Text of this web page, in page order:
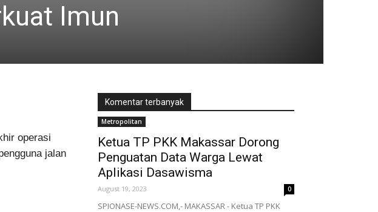
Imun
operasi
jalan
Komentar terbanyak
Metropolitan
Ketua TP PKK Makassar Dorong
Penguatan Data Warga Lewat
Aplikasi Dasawisma
August 19, 2023 0
SPIONASE-NEWS.COM,- MAKASSAR - Ketua TP PKK